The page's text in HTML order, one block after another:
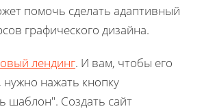
помочь сделать адаптивный
графического дизайна.
лендинг. И вам, чтобы его
нажать кнопку
шаблон". Создать сайт